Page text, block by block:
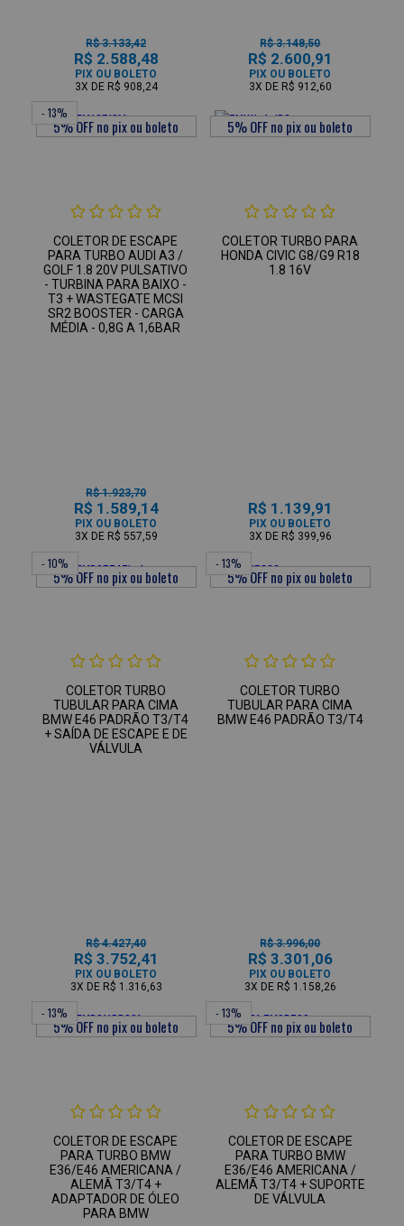
R$ 3.133,42
R$ 2.588,48
PIX OU BOLETO
3X DE R$ 908,24
R$ 3.148,50
R$ 2.600,91
PIX OU BOLETO
3X DE R$ 912,60
- 13%
COLETOR DE ESCAPE
PARA TURBO AUDI A3 /
GOLF 1.8 20V PULSATIVO
- TURBINA PARA BAIXO -
T3 + WASTEGATE MCSI
SR2 BOOSTER - CARGA
MÉDIA - 0,8G A 1,6BAR
R$ 1.923,70
R$ 1.589,14
PIX OU BOLETO
3X DE R$ 557,59
COLETOR TURBO PARA
HONDA CIVIC G8/G9 R18
1.8 16V
R$ 1.139,91
PIX OU BOLETO
3X DE R$ 399,96
- 10%
COLETOR TURBO
TUBULAR PARA CIMA
BMW E46 PADRÃO T3/T4
+ SAÍDA DE ESCAPE E DE
VÁLVULA
R$ 4.427,40
R$ 3.752,41
PIX OU BOLETO
3X DE R$ 1.316,63
- 13%
COLETOR TURBO
TUBULAR PARA CIMA
BMW E46 PADRÃO T3/T4
R$ 3.996,00
R$ 3.301,06
PIX OU BOLETO
3X DE R$ 1.158,26
- 13%
COLETOR DE ESCAPE
PARA TURBO BMW
E36/E46 AMERICANA /
ALEMÃ T3/T4 +
ADAPTADOR DE ÓLEO
PARA BMW
- 13%
COLETOR DE ESCAPE
PARA TURBO BMW
E36/E46 AMERICANA /
ALEMÃ T3/T4 + SUPORTE
DE VÁLVULA